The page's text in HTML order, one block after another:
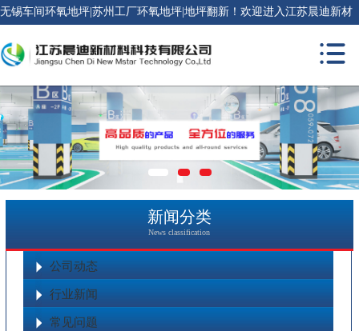
无锡车间环氧地坪|苏州工厂环氧地坪|地坪翻新！欢迎进入江苏晨迪新材
新闻分类
News classification
公司动态
行业新闻
常见问题